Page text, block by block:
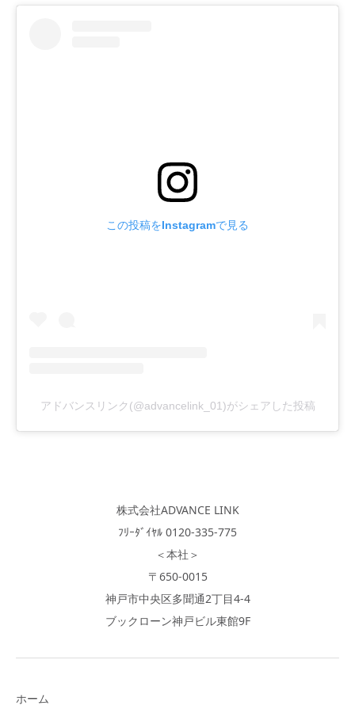
この投稿をInstagramで見る
アドバンスリンク(@advancelink_01)がシェアした投稿
株式会社ADVANCE LINK
ﾌﾘｰﾀﾞｲﾔﾙ 0120-335-775
＜本社＞
〒650-0015
神戸市中央区多聞通2丁目4-4
ブックローン神戸ビル東館9F
ホーム